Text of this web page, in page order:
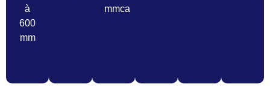
à
600
mm
mmca